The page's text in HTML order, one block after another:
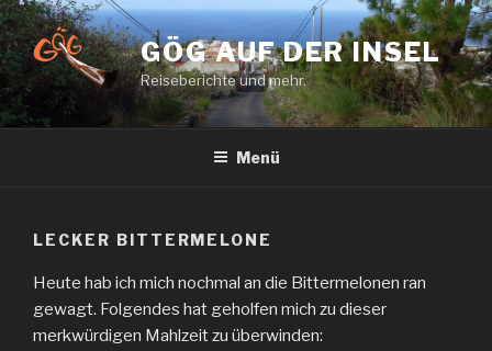
Zum
Inhalt
springen
GÖG AUF DER INSEL
Reiseberichte und mehr.
Menü
LECKER BITTERMELONE
Heute hab ich mich nochmal an die Bittermelonen ran
gewagt. Folgendes hat geholfen mich zu dieser
merkwürdigen Mahlzeit zu überwinden: